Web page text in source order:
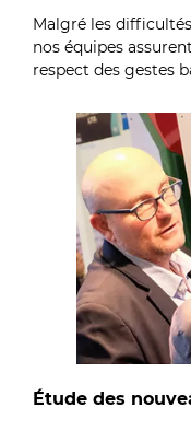
Malgré les
nos équipes
respect des gestes
Étude des